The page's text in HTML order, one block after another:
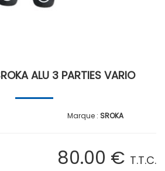
ALU 3 PARTIES VARIO
SROKA
80.00 € T.T.C.